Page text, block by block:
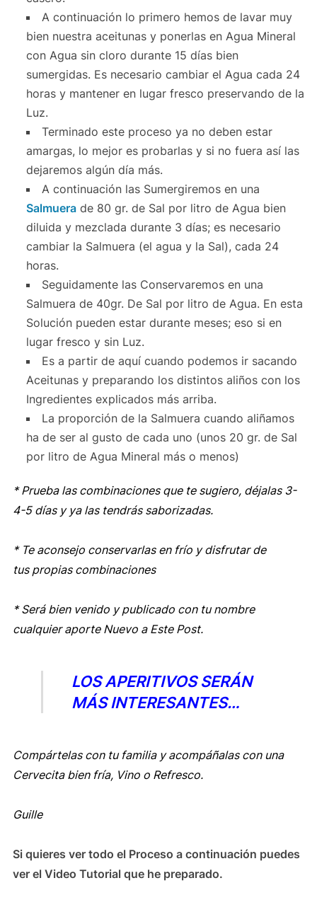
A continuación lo primero hemos de lavar muy
bien nuestra aceitunas y ponerlas en Agua Mineral
con Agua sin cloro durante 15 días bien
sumergidas. Es necesario cambiar el Agua cada 24
horas y mantener en lugar fresco preservando de la
Luz.
Terminado este proceso ya no deben estar
amargas, lo mejor es probarlas y si no fuera así las
dejaremos algún día más.
A continuación las Sumergiremos en una
Salmuera de 80 gr. de Sal por litro de Agua bien
diluida y mezclada durante 3 días; es necesario
cambiar la Salmuera (el agua y la Sal), cada 24
horas.
Seguidamente las Conservaremos en una
Salmuera de 40gr. De Sal por litro de Agua. En esta
Solución pueden estar durante meses; eso si en
lugar fresco y sin Luz.
Es a partir de aquí cuando podemos ir sacando
Aceitunas y preparando los distintos aliños con los
Ingredientes explicados más arriba.
La proporción de la Salmuera cuando aliñamos
ha de ser al gusto de cada uno (unos 20 gr. de Sal
por litro de Agua Mineral más o menos)
* Prueba las combinaciones que te sugiero, déjalas 3-
4-5 días y ya las tendrás saborizadas.
* Te aconsejo conservarlas en frío y disfrutar de
tus propiascombinaciones
* Será bien venido y publicado con tu nombre
cualquier aporte Nuevo a Este Post.
LOS APERITIVOS SERÁN
MÁS INTERESANTES…
Compártelascon tu familia y acompáñalas con una
Cervecita bien fría, Vino o Refresco.
Guille
Si quieres ver todo el Proceso a continuación puedes
ver el Video Tutorial que he preparado.